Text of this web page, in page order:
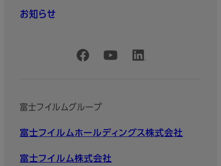
お知らせ
公式SNSアカウント
富士フイルムグループ
富士フイルムホールディングス株式会社
富士フイルム株式会社